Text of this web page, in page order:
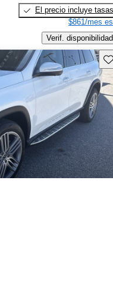
El precio incluye tasas
$861/mes
Verif. disponibilidad